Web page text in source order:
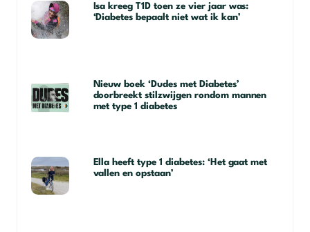
Isa kreeg T1D toen ze vier jaar was:
‘Diabetes bepaalt niet wat ik kan’
Nieuw boek ‘Dudes met Diabetes’
doorbreekt stilzwijgen rondom mannen
met type 1 diabetes
Ella heeft type 1 diabetes: ‘Het gaat met
vallen en opstaan’